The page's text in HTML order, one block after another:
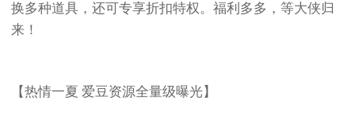
换多种道具，还可专享折扣特权。福利多多，等大侠归
来！
【热情一夏 爱豆资源全量级曝光】